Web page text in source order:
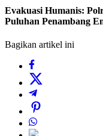
Evakuasi Humanis:
Puluhan Penambang
Bagikan artikel ini